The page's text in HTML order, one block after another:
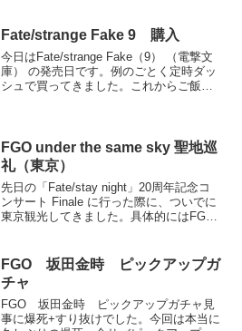
毎回新刊...
Fate/strange Fake 9 購入
今日はFate/strange Fake（9） （電撃文
庫） の発売日です。例のごとく定時ダッ
シュで買ってきました。これからご飯食
ま...
FGO under the same sky 聖地巡
礼（東京）
先日の「Fate/stay night」20周年記念コ
ンサート Finale に行った際に、ついでに
東京観光してきました。具体的にはFGO5
気はあいに...
FGO 坂田金時 ピックアップガ
チャ
FGO 坂田金時 ピックアップガチャ見
事に爆死+すり抜けでした。今回は本当に